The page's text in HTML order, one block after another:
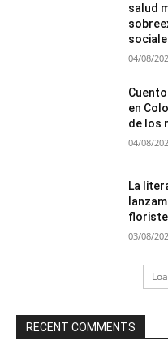
salud
04/08/
en
de los
04/08/
La
03/08/
RECENT COMMENTS